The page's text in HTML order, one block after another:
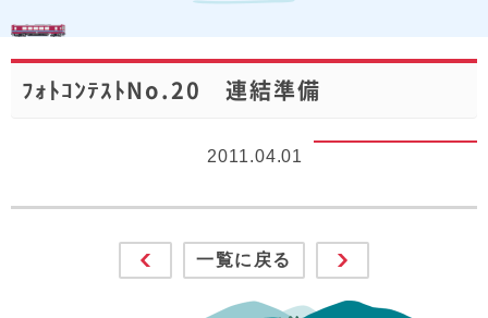
ﾌｫﾄｺﾝﾃｽﾄNo.20 連結準備
2011.04.01
一覧に戻る